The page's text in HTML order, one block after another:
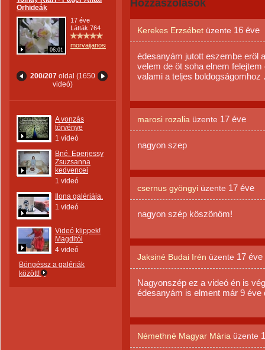
Orhideák
06:01
17 éve
Látták:764
morvaijanosne
200/207 oldal (1650
videó)
A vonzás
törvénye
1 videó
Bné. Eperjessy
Zsuzsanna
kedvencei
1 videó
Ilona galériája.
1 videó
Videó klippek!
Magditól
4 videó
Böngéssz a galériák
között!
Hozzászólások
Kerekes Erzsébet üzente 16 éve
édesanyám jutott eszembe eröl
velem de öt soha elnem
valami a teljes
marosi rozalia üzente 17 éve
nagyon szep
csernus gyöngyi üzente 17 éve
nagyon szép köszönöm!
Jaksiné Budai Irén üzente 17 éve
Nagyonszép ez a videó én is
édesanyám is elment már 9 éve
Némethné Magyar Mária üzente